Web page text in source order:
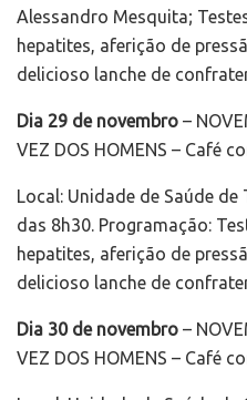
Alessandro Mesquita;
hepatites, aferição de
delicioso lanche de
Dia 29 de novembro –
VEZ DOS HOMENS – Café
Local: Unidade de Saúde
das 8h30. Programação:
hepatites, aferição de
delicioso lanche de
Dia 30 de novembro –
VEZ DOS HOMENS – Café